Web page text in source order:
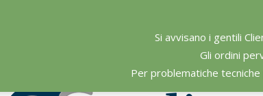
Si avvisano i gentili
Gli ordini
Per problematiche